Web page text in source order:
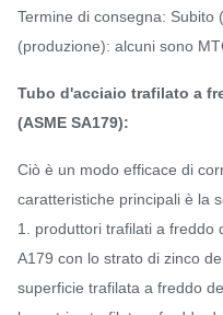
Termine di consegna:
(produzione): alcuni sono
Tubo d'acciaio trafilato a
(ASME SA179):
Ciò è un modo efficace di
caratteristiche principali è la
1. produttori trafilati a freddo
A179 con lo strato di zinco
superficie trafilata a freddo